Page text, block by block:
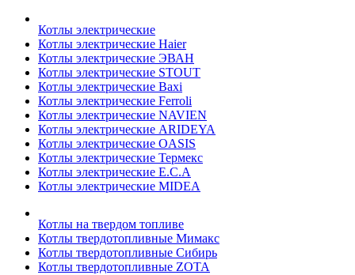
Котлы электрические
Котлы электрические Haier
Котлы электрические ЭВАН
Котлы электрические STOUT
Котлы электрические Baxi
Котлы электрические Ferroli
Котлы электрические NAVIEN
Котлы электрические ARIDEYA
Котлы электрические OASIS
Котлы электрические Термекс
Котлы электрические E.C.A
Котлы электрические MIDEA
Котлы на твердом топливе
Котлы твердотопливные Мимакс
Котлы твердотопливные Сибирь
Котлы твердотопливные ZOTA